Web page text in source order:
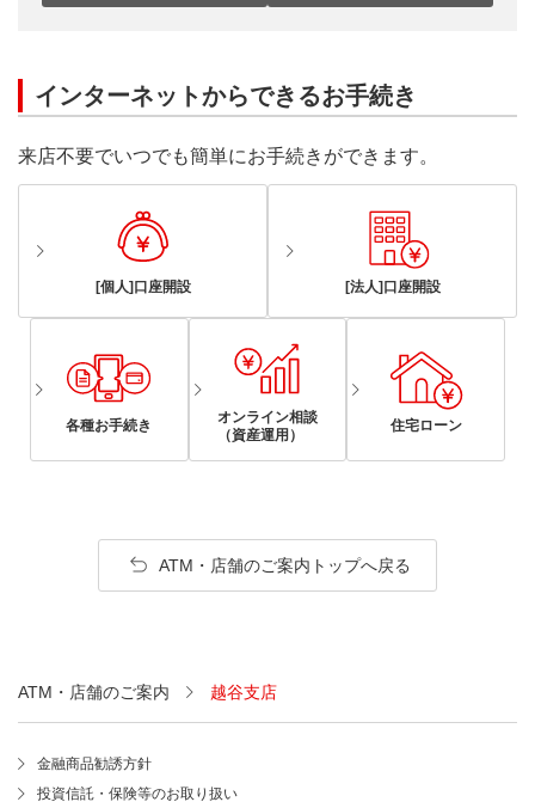
インターネットからできるお手続き
来店不要でいつでも簡単にお手続きができます。
[個人]口座開設 [法人]口座開設
各種お手続き
オンライン相談
（資産運用）
住宅ローン
ATM・店舗のご案内トップへ戻る
ATM・店舗のご案内 越谷支店
金融商品勧誘方針
投資信託・保険等のお取り扱い